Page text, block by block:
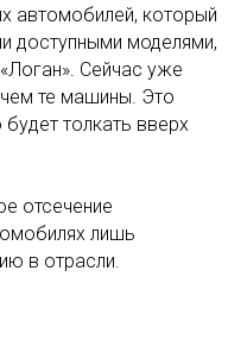
автомобилей, который
доступными моделями,
Сейчас уже
те машины. Это
толкать вверх
отсечение
лишь
в отрасли.